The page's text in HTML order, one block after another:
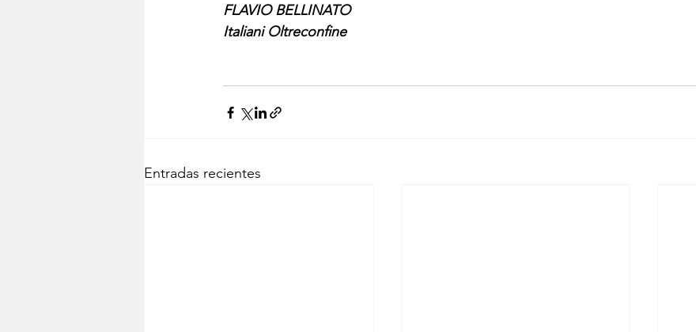
FLAVIO BELLINATO
Italiani Oltreconfine
Entradas recientes